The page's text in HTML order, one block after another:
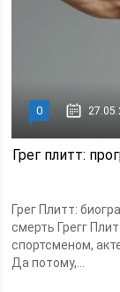
0
Грег плитт:
Грег Плитт:
смерть Грегг
спортсменом,
Да потому,...